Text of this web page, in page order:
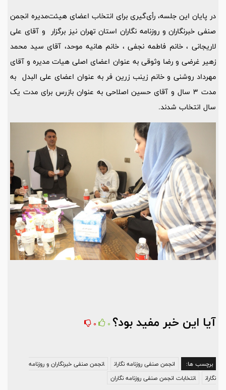
در پایان این جلسه، رأی‌گیری برای انتخاب اعضای هیئت‌مدیره انجمن
صنفی خبرنگاران و روزنامه نگاران استان تهران نیز برگزار و آقای علی
لاریجانی ، خانم فاطمه نجفی ، خانم هانیه موحد، آقای سید محمد
زهیر غرضی و رضا وثوقی به عنوان اعضای اصلی هیات مدیره و آقای
مهرداد روشنی و خانم زینب زرین فر به عنوان اعضای علی البدل به
مدت 3 سال و آقای حسین اصلاحی به عنوان بازرس برای مدت یک
سال انتخاب شدند.
آیا این خبر مفید بود؟ 0
0
برچسب ها: انجمن صنفی روزنامه نگاران
انجمن صنفی خبرنگاران و روزنامه
نگاران
انتخابات انجمن صنفی روزنامه نگاران